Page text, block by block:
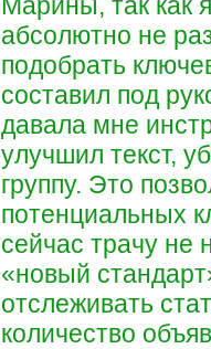
абсолютно не
подобрать
составил под
давала мне
улучшил текст,
группу. Это
потенциальных
сейчас трачу
«новый
отслеживать
количество